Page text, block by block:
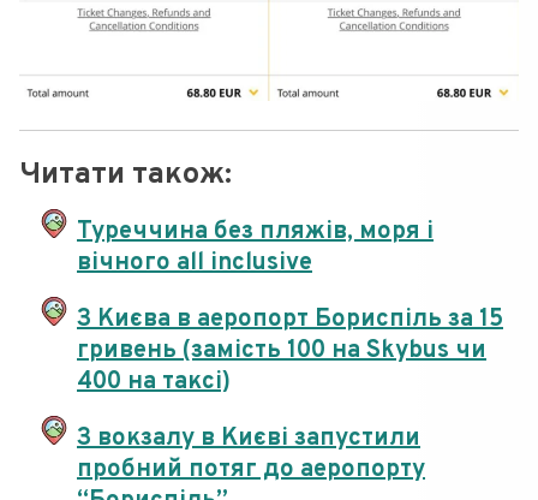
Читати також:
Туреччина без пляжів, моря і
вічного all inclusive
З Києва в аеропорт Бориспіль за 15
гривень (замість 100 на Skybus чи
400 на таксі)
З вокзалу в Києві запустили
пробний потяг до аеропорту